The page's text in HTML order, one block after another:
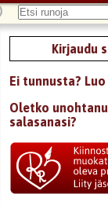
Kirjaudu
Ei tunnusta?
Oletko
salasanasi?